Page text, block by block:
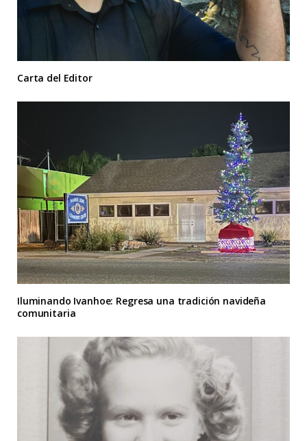
Carta del Editor
Iluminando Ivanhoe: Regresa una tradición navideña
comunitaria